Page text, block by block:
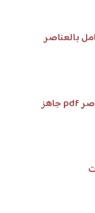
بالعناصر
تقرير عن الانفجار السكاني بالعناصر pdf جاهز